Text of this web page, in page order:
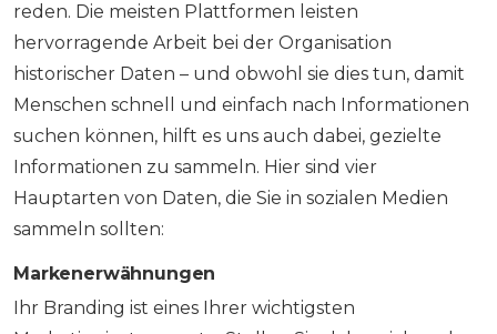
reden. Die meisten Plattformen leisten
hervorragende Arbeit bei der Organisation
historischer Daten – und obwohl sie dies tun, damit
Menschen schnell und einfach nach Informationen
suchen können, hilft es uns auch dabei, gezielte
Informationen zu sammeln. Hier sind vier
Hauptarten von Daten, die Sie in sozialen Medien
sammeln sollten:
Markenerwähnungen
Ihr Branding ist eines Ihrer wichtigsten